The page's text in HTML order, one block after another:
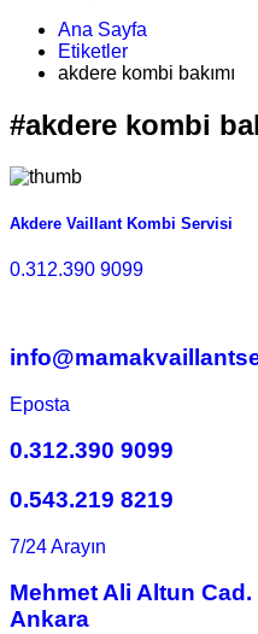
Ana Sayfa
Etiketler
akdere kombi bakımı
#akdere kombi
Akdere Vaillant Kombi Servisi
0.312.390 9099
Eposta
0.312.390 9099
0.543.219 8219
7/24 Arayın
Mehmet Ali Altun
Ankara